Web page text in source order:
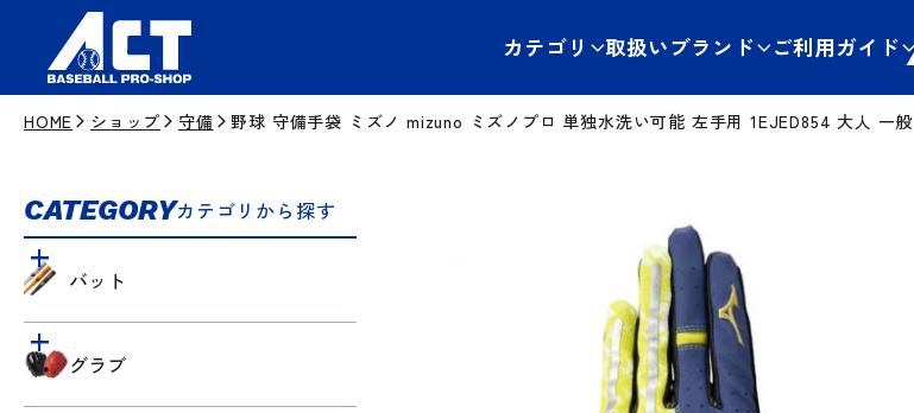
カテゴリ 取扱いブランド ご利用ガイド
HOME ショップ 守備 野球 守備手袋 ミズノ mizuno ミズノプロ 単独水洗い可能 左手用 1EJED854 大人 一般
CATEGORYカテゴリから探す
バット
グラブ